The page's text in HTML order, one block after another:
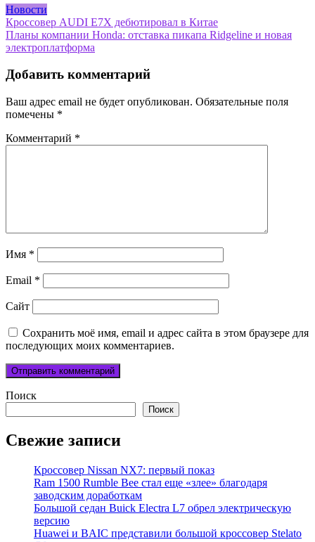
Новости
Навигация
по
Кроссовер AUDI E7X дебютировал в Китае
Планы компании Honda: отставка пикапа Ridgeline и новая
электроплатформа
Добавить комментарий
Ваш адрес email не будет опубликован. Обязательные поля
помечены *
Комментарий *
Имя *
Email *
Сайт
Сохранить моё имя, email и адрес сайта в этом браузере для
последующих моих комментариев.
Поиск
Поиск
Свежие записи
Кроссовер Nissan NX7: первый показ
Ram 1500 Rumble Bee стал еще «злее» благодаря
заводским доработкам
Большой седан Buick Electra L7 обрел электрическую
версию
Huawei и BAIC представили большой кроссовер Stelato